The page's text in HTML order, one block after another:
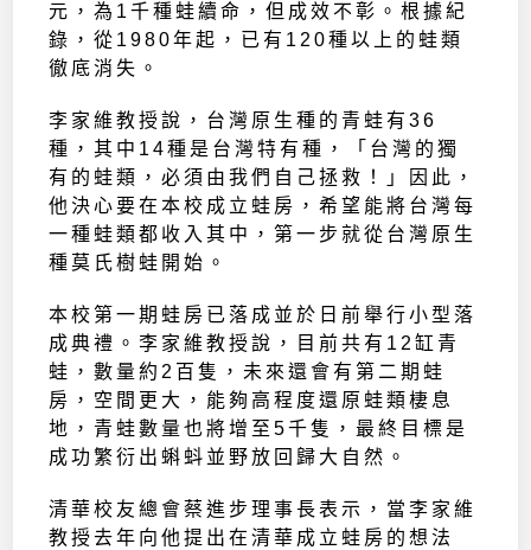
元，為1千種蛙續命，但成效不彰。根據紀
錄，從1980年起，已有120種以上的蛙類
徹底消失。
李家維教授說，台灣原生種的青蛙有36
種，其中14種是台灣特有種，「台灣的獨
有的蛙類，必須由我們自己拯救！」因此，
他決心要在本校成立蛙房，希望能將台灣每
一種蛙類都收入其中，第一步就從台灣原生
種莫氏樹蛙開始。
本校第一期蛙房已落成並於日前舉行小型落
成典禮。李家維教授說，目前共有12缸青
蛙，數量約2百隻，未來還會有第二期蛙
房，空間更大，能夠高程度還原蛙類棲息
地，青蛙數量也將增至5千隻，最終目標是
成功繁衍出蝌蚪並野放回歸大自然。
清華校友總會蔡進步理事長表示，當李家維
教授去年向他提出在清華成立蛙房的想法